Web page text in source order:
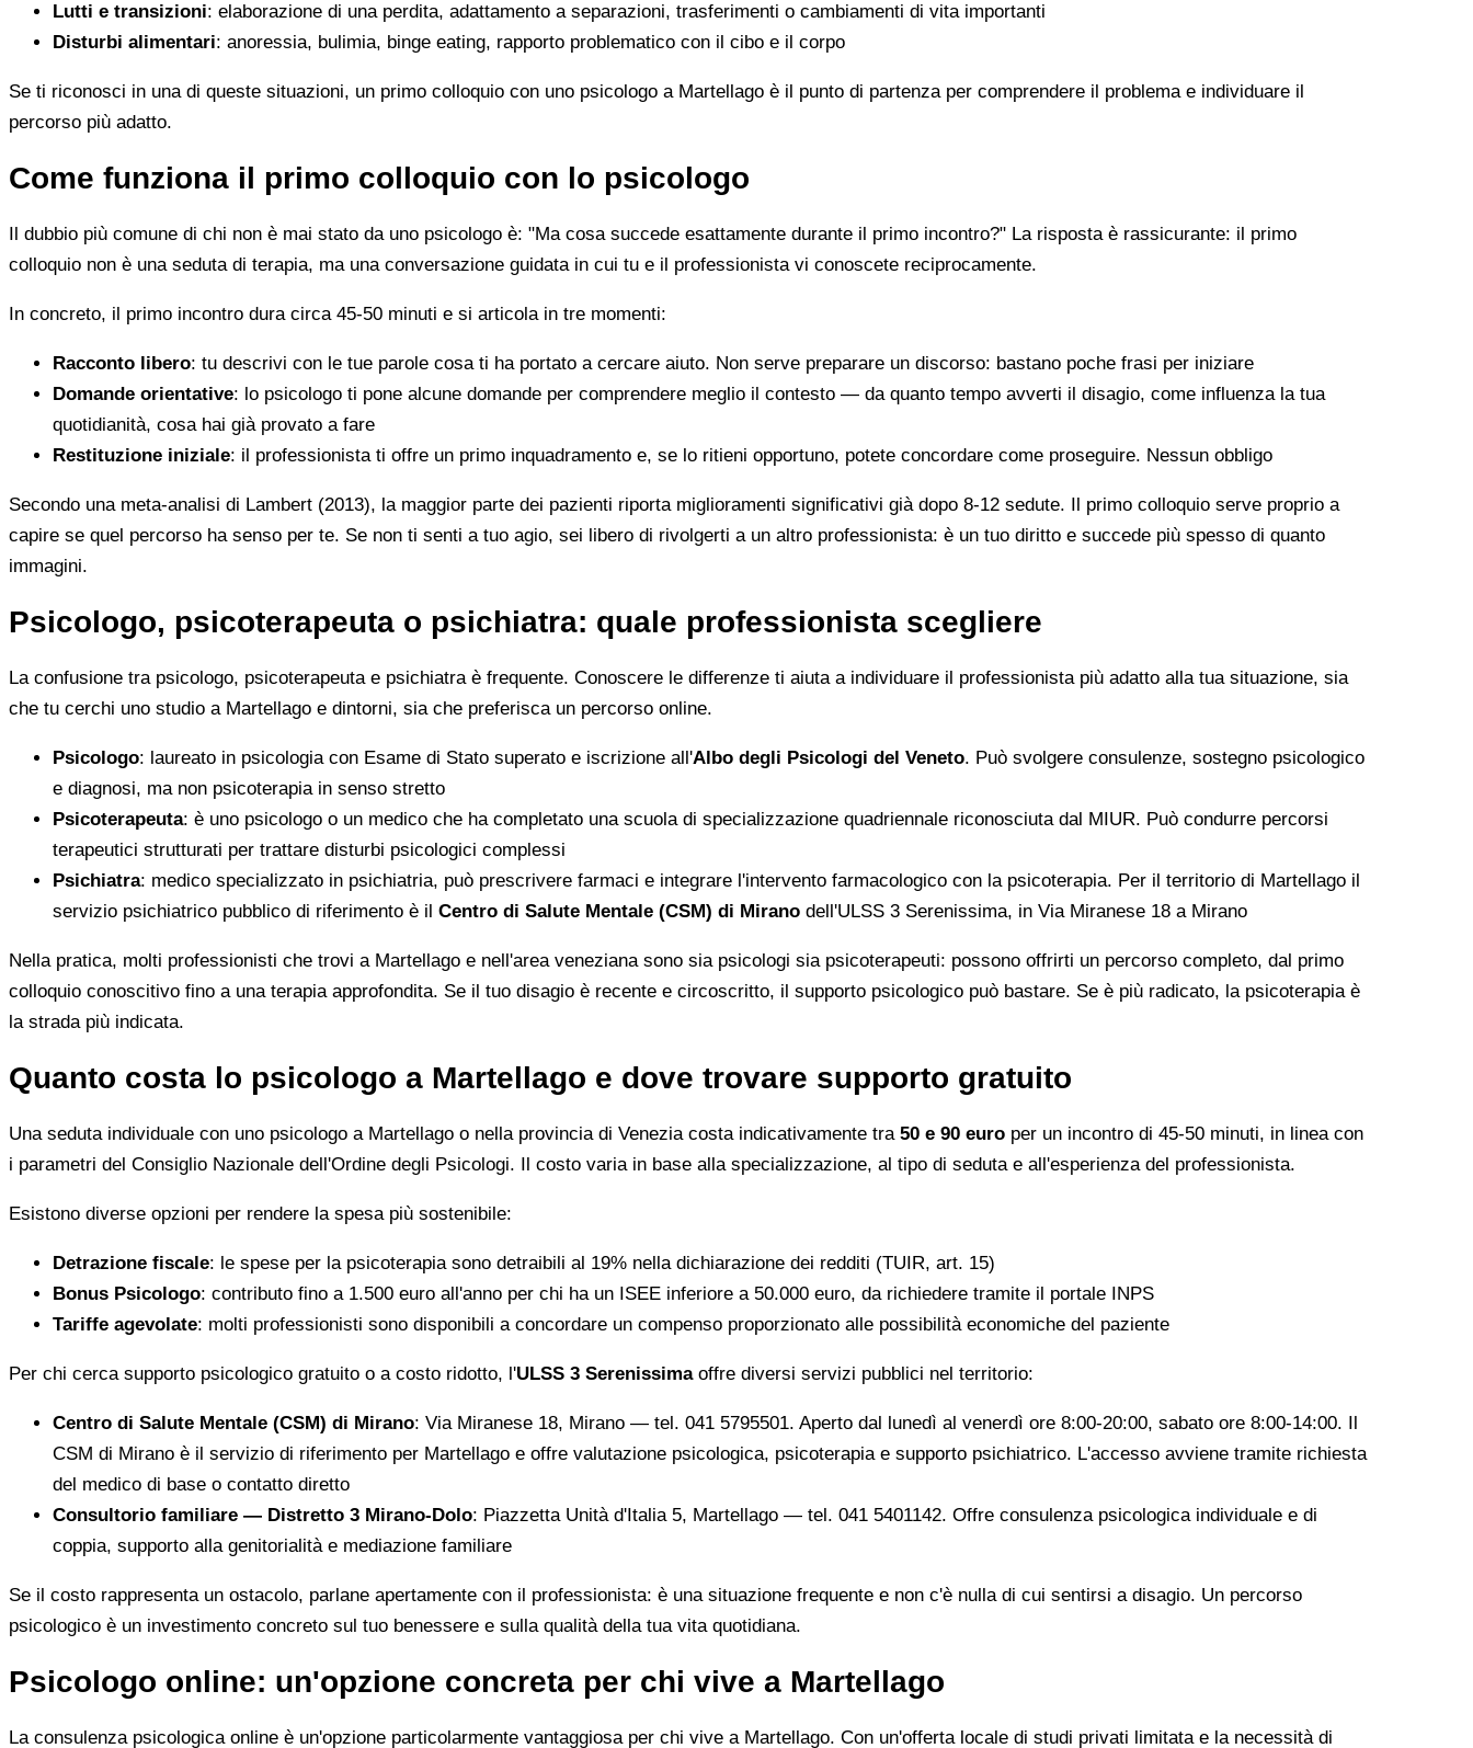
Lutti e transizioni: elaborazione di una perdita, adattamento a separazioni, trasferimenti o cambiamenti di vita importanti
Disturbi alimentari: anoressia, bulimia, binge eating, rapporto problematico con il cibo e il corpo
Se ti riconosci in una di queste situazioni, un primo colloquio con uno psicologo a Martellago è il punto di partenza per comprendere il problema e individuare il
percorso più adatto.
Come funziona il primo colloquio con lo psicologo
Il dubbio più comune di chi non è mai stato da uno psicologo è: "Ma cosa succede esattamente durante il primo incontro?" La risposta è rassicurante: il primo
colloquio non è una seduta di terapia, ma una conversazione guidata in cui tu e il professionista vi conoscete reciprocamente.
In concreto, il primo incontro dura circa 45-50 minuti e si articola in tre momenti:
Racconto libero: tu descrivi con le tue parole cosa ti ha portato a cercare aiuto. Non serve preparare un discorso: bastano poche frasi per iniziare
Domande orientative: lo psicologo ti pone alcune domande per comprendere meglio il contesto — da quanto tempo avverti il disagio, come influenza la tua
quotidianità, cosa hai già provato a fare
Restituzione iniziale: il professionista ti offre un primo inquadramento e, se lo ritieni opportuno, potete concordare come proseguire. Nessun obbligo
Secondo una meta-analisi di Lambert (2013), la maggior parte dei pazienti riporta miglioramenti significativi già dopo 8-12 sedute. Il primo colloquio serve proprio a
capire se quel percorso ha senso per te. Se non ti senti a tuo agio, sei libero di rivolgerti a un altro professionista: è un tuo diritto e succede più spesso di quanto
immagini.
Psicologo, psicoterapeuta o psichiatra: quale professionista scegliere
La confusione tra psicologo, psicoterapeuta e psichiatra è frequente. Conoscere le differenze ti aiuta a individuare il professionista più adatto alla tua situazione, sia
che tu cerchi uno studio a Martellago e dintorni, sia che preferisca un percorso online.
Psicologo: laureato in psicologia con Esame di Stato superato e iscrizione all'Albo degli Psicologi del Veneto. Può svolgere consulenze, sostegno psicologico
e diagnosi, ma non psicoterapia in senso stretto
Psicoterapeuta: è uno psicologo o un medico che ha completato una scuola di specializzazione quadriennale riconosciuta dal MIUR. Può condurre percorsi
terapeutici strutturati per trattare disturbi psicologici complessi
Psichiatra: medico specializzato in psichiatria, può prescrivere farmaci e integrare l'intervento farmacologico con la psicoterapia. Per il territorio di Martellago il
servizio psichiatrico pubblico di riferimento è il Centro di Salute Mentale (CSM) di Mirano dell'ULSS 3 Serenissima, in Via Miranese 18 a Mirano
Nella pratica, molti professionisti che trovi a Martellago e nell'area veneziana sono sia psicologi sia psicoterapeuti: possono offrirti un percorso completo, dal primo
colloquio conoscitivo fino a una terapia approfondita. Se il tuo disagio è recente e circoscritto, il supporto psicologico può bastare. Se è più radicato, la psicoterapia è
la strada più indicata.
Quanto costa lo psicologo a Martellago e dove trovare supporto gratuito
Una seduta individuale con uno psicologo a Martellago o nella provincia di Venezia costa indicativamente tra 50 e 90 euro per un incontro di 45-50 minuti, in linea con
i parametri del Consiglio Nazionale dell'Ordine degli Psicologi. Il costo varia in base alla specializzazione, al tipo di seduta e all'esperienza del professionista.
Esistono diverse opzioni per rendere la spesa più sostenibile:
Detrazione fiscale: le spese per la psicoterapia sono detraibili al 19% nella dichiarazione dei redditi (TUIR, art. 15)
Bonus Psicologo: contributo fino a 1.500 euro all'anno per chi ha un ISEE inferiore a 50.000 euro, da richiedere tramite il portale INPS
Tariffe agevolate: molti professionisti sono disponibili a concordare un compenso proporzionato alle possibilità economiche del paziente
Per chi cerca supporto psicologico gratuito o a costo ridotto, l'ULSS 3 Serenissimaoffre diversi servizi pubblici nel territorio:
Centro di Salute Mentale (CSM) di Mirano: Via Miranese 18, Mirano — tel. 041 5795501. Aperto dal lunedì al venerdì ore 8:00-20:00, sabato ore 8:00-14:00. Il
CSM di Mirano è il servizio di riferimento per Martellago e offre valutazione psicologica, psicoterapia e supporto psichiatrico. L'accesso avviene tramite richiesta
del medico di base o contatto diretto
Consultorio familiare — Distretto 3 Mirano-Dolo: Piazzetta Unità d'Italia 5, Martellago — tel. 041 5401142. Offre consulenza psicologica individuale e di
coppia, supporto alla genitorialità e mediazione familiare
Se il costo rappresenta un ostacolo, parlane apertamente con il professionista: è una situazione frequente e non c'è nulla di cui sentirsi a disagio. Un percorso
psicologico è un investimento concreto sul tuo benessere e sulla qualità della tua vita quotidiana.
Psicologo online: un'opzione concreta per chi vive a Martellago
La consulenza psicologica online è un'opzione particolarmente vantaggiosa per chi vive a Martellago. Con un'offerta locale di studi privati limitata e la necessità di